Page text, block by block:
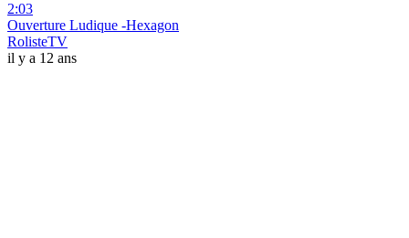
2:03
Ouverture Ludique -Hexagon
RolisteTV
il y a 12 ans